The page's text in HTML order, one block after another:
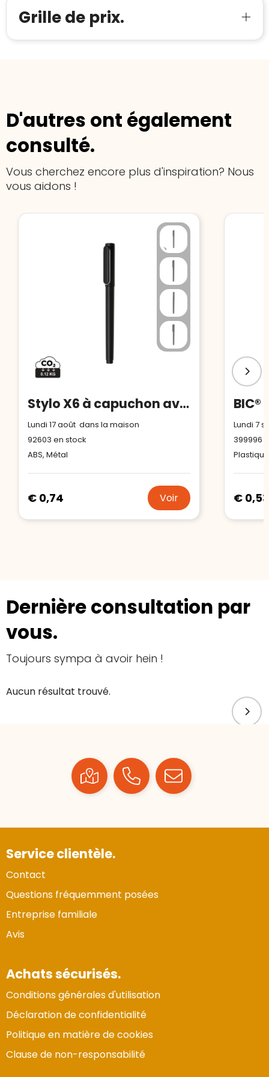
Grille de prix.
D'autres ont également
consulté.
Vous cherchez encore plus d'inspiration? Nous
vous aidons !
Stylo X6 à capuchon avec encre ultra glissante
Lundi 17 août dans la maison
92603 en stock
ABS, Métal
€ 0,74 Voir
BIC®
Lundi 7
399996
Plastique
€ 0,53
Dernière consultation par
vous.
Toujours sympa à avoir hein !
Aucun résultat trouvé.
Service clientèle.
Contact
Questions fréquemment posées
Entreprise familiale
Avis
Achats sécurisés.
Conditions générales d'utilisation
Déclaration de confidentialité
Politique en matière de cookies
Clause de non-responsabilité